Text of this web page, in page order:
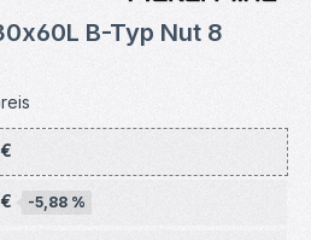
B-Typ Nut 8
-5,88 %